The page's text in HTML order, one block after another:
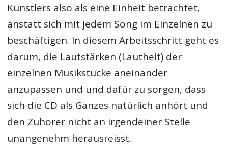
Künstlers also als eine Einheit betrachtet,
anstatt sich mit jedem Song im Einzelnen zu
beschäftigen. In diesem Arbeitsschritt geht es
darum, die Lautstärken (Lautheit) der
einzelnen Musikstücke aneinander
anzupassen und und dafür zu sorgen, dass
sich die CD als Ganzes natürlich anhört und
den Zuhörer nicht an irgendeiner Stelle
unangenehm herausreisst.